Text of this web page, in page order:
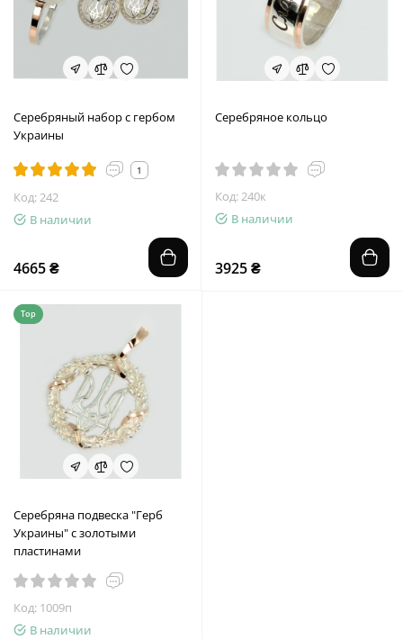
Серебряный набор с гербом
Украины
1
Код: 242
В наличии
4665 ₴
Серебряное кольцо
Код: 240к
В наличии
3925 ₴
Top
Серебряна подвеска "Герб
Украины" с золотыми
пластинами
Код: 1009п
В наличии